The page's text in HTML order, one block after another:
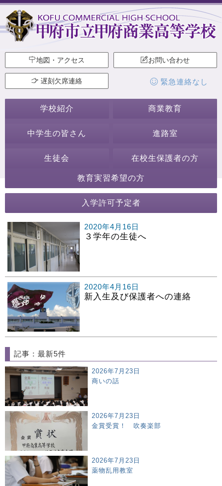
地図・アクセス お問い合わせ
遅刻欠席連絡 緊急連絡なし
学校紹介 商業教育
中学生の皆さん 進路室
生徒会 在校生保護者の方
教育実習希望の方
入学許可予定者
2020年4月16日
３学年の生徒へ
2020年4月16日
新入生及び保護者への連絡
記事：最新5件
2026年7月23日
商いの話
2026年7月23日
金賞受賞！ 吹奏楽部
2026年7月23日
薬物乱用教室